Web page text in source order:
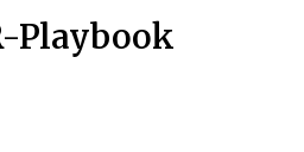
Playbook